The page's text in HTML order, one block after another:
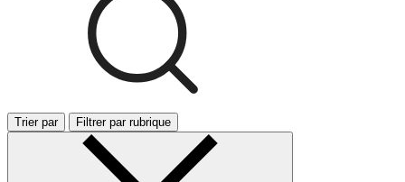
Trier par Filtrer par rubrique